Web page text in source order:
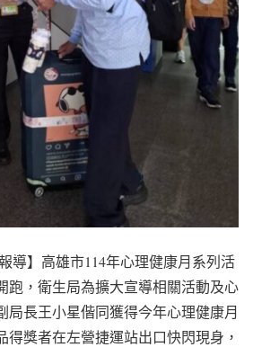
導】高雄市114年心理健康月系列活
跑，衛生局為擴大宣導相關活動及心
局長王小星偕同獲得今年心理健康月
得獎者在左營捷運站出口快閃現身，